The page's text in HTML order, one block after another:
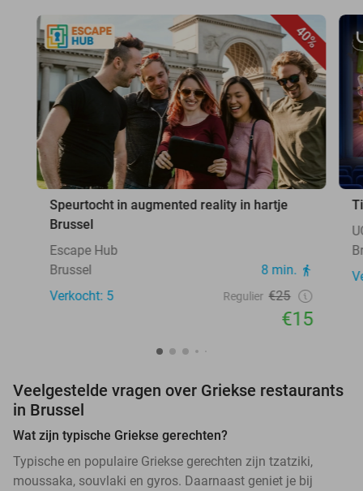
40%
Speurtocht in augmented reality in hartje
Brussel
Escape Hub
Brussel
8 min.
Verkocht: 5
Regulier €25
€15
Veelgestelde vragen over Griekse restaurants
in Brussel
Wat zijn typische Griekse gerechten?
Typische en populaire Griekse gerechten zijn tzatziki,
moussaka, souvlaki en gyros. Daarnaast geniet je bij